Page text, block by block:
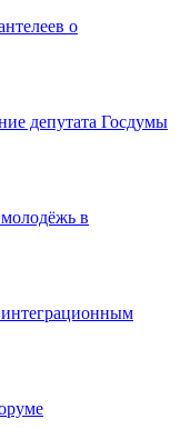
о
депутата Госдумы
в